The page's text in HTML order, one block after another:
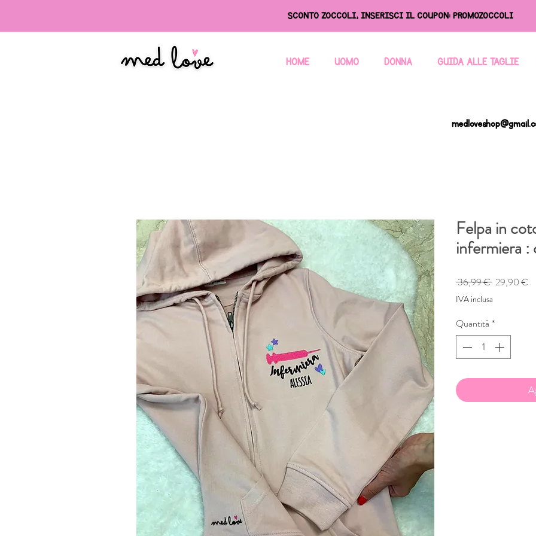
SCONTO ZOCCOLI, INSERISCI IL COUPON: PROMOZOCCOLI
HOME UOMO DONNA GUIDA ALLE TAGLIE
Felpa in
infermiera
36,99 € Prezzo
29,90 €
IVA inclusa
Quantità *